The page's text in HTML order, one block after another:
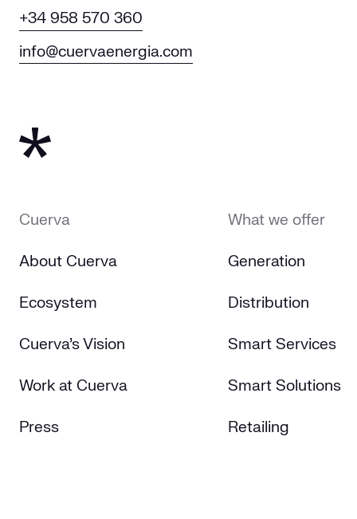
+34 958 570 360
info@cuervaenergia.com
Cuerva
About Cuerva
Ecosystem
Cuerva's Vision
Work at Cuerva
Press
What we offer
Generation
Distribution
Smart Services
Smart Solutions
Retailing